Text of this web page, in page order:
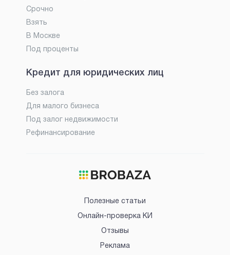
Срочно
Взять
В Москве
Под проценты
Кредит для юридических лиц
Без залога
Для малого бизнеса
Под залог недвижимости
Рефинансирование
Полезные статьи
Онлайн-проверка КИ
Отзывы
Реклама